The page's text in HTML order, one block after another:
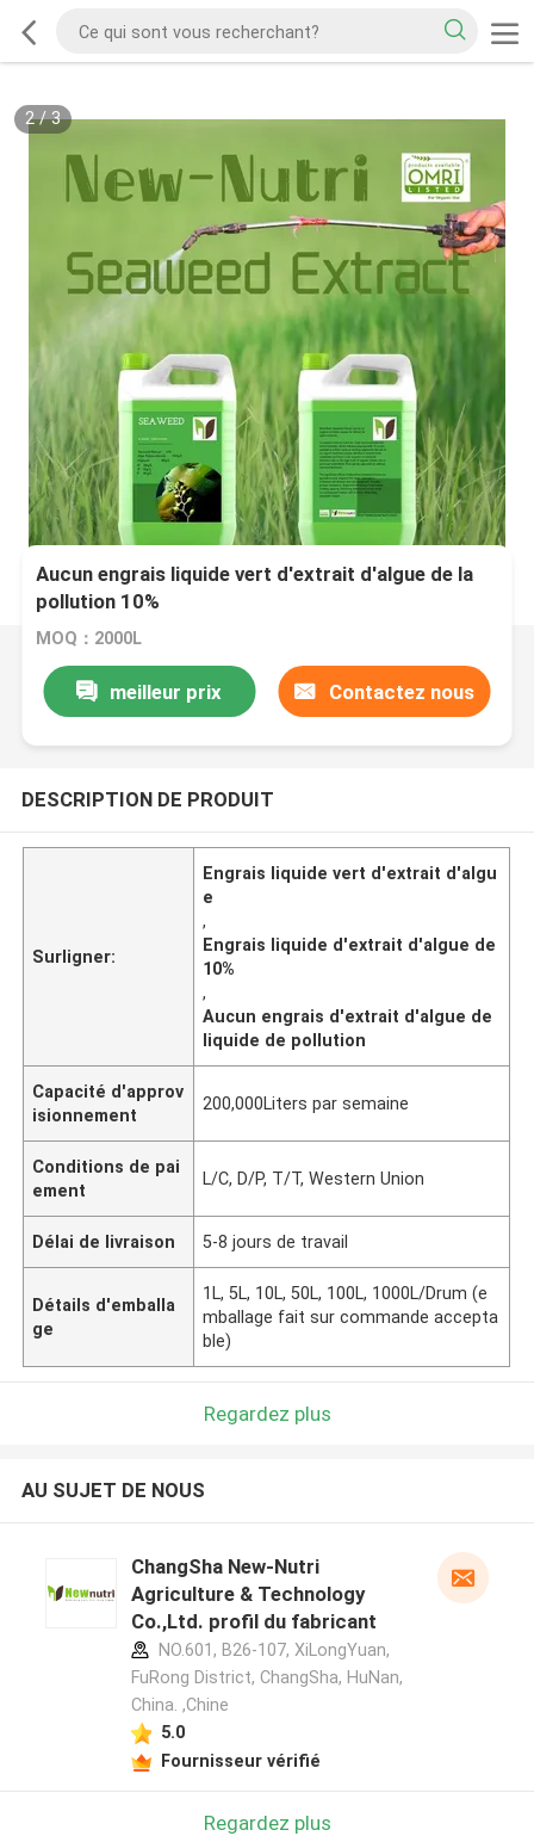
2/3
Aucun engrais liquide vert d'extrait d'algue de la
pollution 10%
MOQ：2000L
meilleur prix Contactez nous
DESCRIPTION DE PRODUIT
Surligner:
Engrais liquide vert d'extrait d'algu
e
,
Engrais liquide d'extrait d'algue de
10%
,
Aucun engrais d'extrait d'algue de
liquide de pollution
Capacité d'approv
isionnement
200,000Liters par semaine
Conditions de pai
ement
L/C, D/P, T/T, Western Union
Délai de livraison 5-8 jours de travail
Détails d'emballa
ge
1L, 5L, 10L, 50L, 100L, 1000L/Drum (e
mballage fait sur commande accepta
ble)
Regardez plus
AU SUJET DE NOUS
ChangSha New-Nutri
Agriculture & Technology
Co.,Ltd. profil du fabricant
NO.601, B26-107, XiLongYuan,
FuRong District, ChangSha, HuNan,
China. ,Chine
5.0
Fournisseur vérifié
Regardez plus